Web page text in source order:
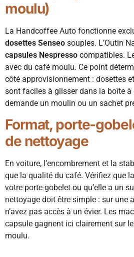
moulu)
La Handcoffee Auto fonctionne
dosettes Senseo souples. L’Outin
capsules Nespresso compatibles.
avec du café moulu. Ce point
côté approvisionnement : dosettes
sont faciles à glisser dans la boîte
demande un moulin ou un sachet
Format, porte-
de nettoyage
En voiture, l’encombrement et la
que la qualité du café. Vérifiez que
votre porte-gobelet ou qu’elle a un
nettoyage doit être simple : sur une
n’avez pas accès à un évier. Les
capsule gagnent ici clairement sur
moulu.